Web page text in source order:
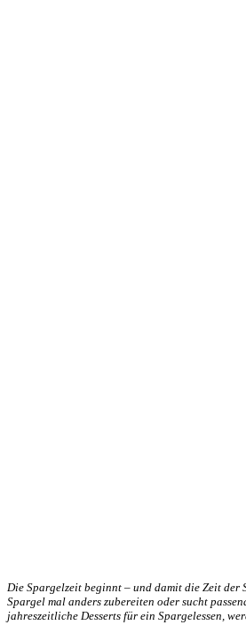
Die Spargelzeit beginnt – und damit die Zeit der
Spargel mal anders zubereiten oder sucht
jahreszeitliche Desserts für ein Spargelessen,